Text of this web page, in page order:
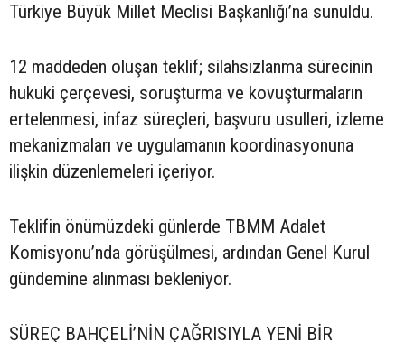
Türkiye Büyük Millet Meclisi Başkanlığı’na sunuldu.
12 maddeden oluşan teklif; silahsızlanma sürecinin
hukuki çerçevesi, soruşturma ve kovuşturmaların
ertelenmesi, infaz süreçleri, başvuru usulleri, izleme
mekanizmaları ve uygulamanın koordinasyonuna
ilişkin düzenlemeleri içeriyor.
Teklifin önümüzdeki günlerde TBMM Adalet
Komisyonu’nda görüşülmesi, ardından Genel Kurul
gündemine alınması bekleniyor.
SÜREÇ BAHÇELİ’NİN ÇAĞRISIYLA YENİ BİR